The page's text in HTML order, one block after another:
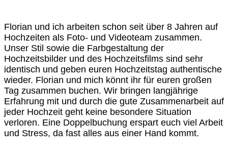
Florian und ich arbeiten schon seit über 8 Jahren auf
Hochzeiten als Foto- und Videoteam zusammen.
Unser Stil sowie die Farbgestaltung der
Hochzeitsbilder und des Hochzeitsfilms sind sehr
identisch und geben euren Hochzeitstag authentische
wieder. Florian und mich könnt ihr für euren großen
Tag zusammen buchen. Wir bringen langjährige
Erfahrung mit und durch die gute Zusammenarbeit auf
jeder Hochzeit geht keine besondere Situation
verloren. Eine Doppelbuchung erspart euch viel Arbeit
und Stress, da fast alles aus einer Hand kommt.